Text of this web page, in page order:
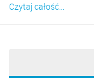
Czytaj całość...